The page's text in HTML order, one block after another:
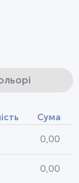
Сума
0,00
0,00